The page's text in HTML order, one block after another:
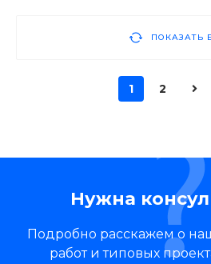
ПОКАЗАТЬ
1 2
Нужна
Подробно расскажем о
работ и типовых